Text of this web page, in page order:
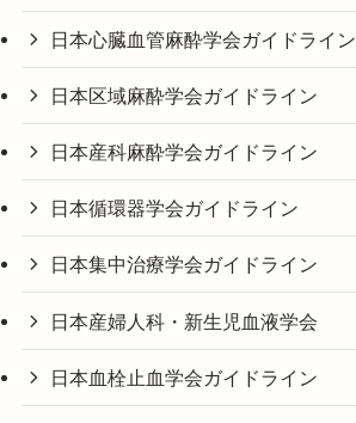
日本心臓血管麻酔学会ガイドライン
日本区域麻酔学会ガイドライン
日本産科麻酔学会ガイドライン
日本循環器学会ガイドライン
日本集中治療学会ガイドライン
日本産婦人科・新生児血液学会
日本血栓止血学会ガイドライン